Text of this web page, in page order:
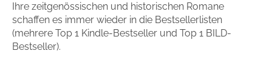
Ihre zeitgenössischen und historischen Romane
schaffen es immer wieder in die Bestsellerlisten
(mehrere Top 1 Kindle-Bestseller und Top 1 BILD-
Bestseller).